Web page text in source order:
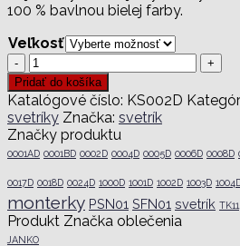
100 % bavlnou bielej farby.
Veľkosť
množstvo
Svetrík
KS002D
Pridať do košíka
Katalógové číslo: KS002D
svetríky Značka: svetrík
Značky produktu
0001AD 0001BD 0002D 0004D 0005D 0006D 0008D
0017D 0018D 0024D 1000D 1001D 1002D 1003D
monterky PSN01 SFN01 svetrík TK11
Produkt Značka oblečenia
JANKO